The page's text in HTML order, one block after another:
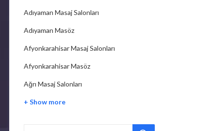
Adıyaman Masaj Salonları
Adıyaman Masöz
Afyonkarahisar Masaj Salonları
Afyonkarahisar Masöz
Ağrı Masaj Salonları
+ Show more